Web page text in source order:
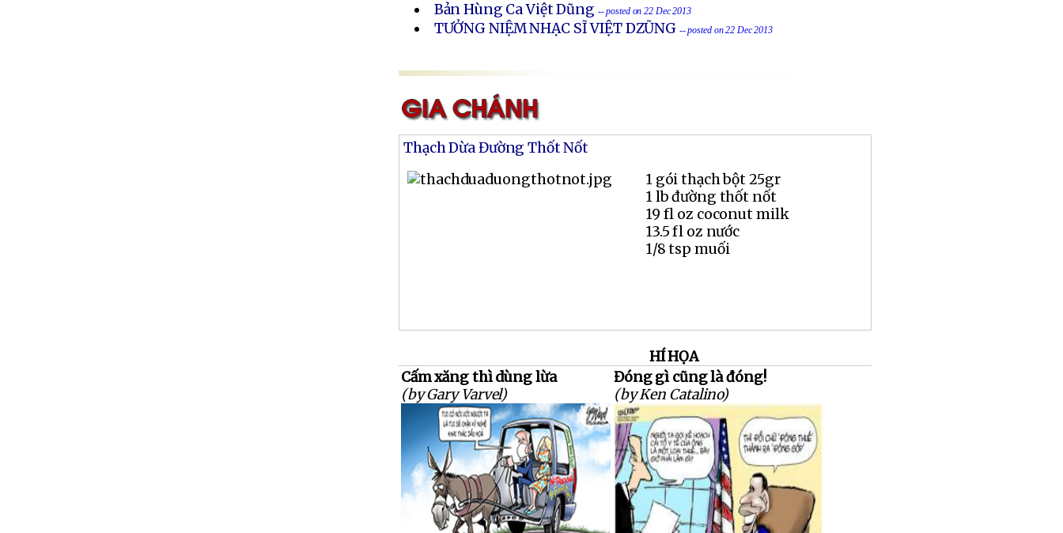
Bản Hùng Ca Việt Dũng -- posted on 22 Dec 2013
TƯỞNG NIỆM NHẠC SĨ VIỆT DZŨNG -- posted on 22 Dec 2013
Thạch Dừa Đường Thốt Nốt
1 gói thạch bột 25gr
1 lb đường thốt nốt
19 fl oz coconut milk
13.5 fl oz nước
1/8 tsp muối
HÍ HỌA
Cấm xăng thì dùng lừa
(by Gary Varvel)
Đóng gì cũng là đóng!
(by Ken Catalino)